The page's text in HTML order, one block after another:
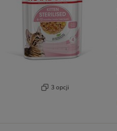
3 opcji